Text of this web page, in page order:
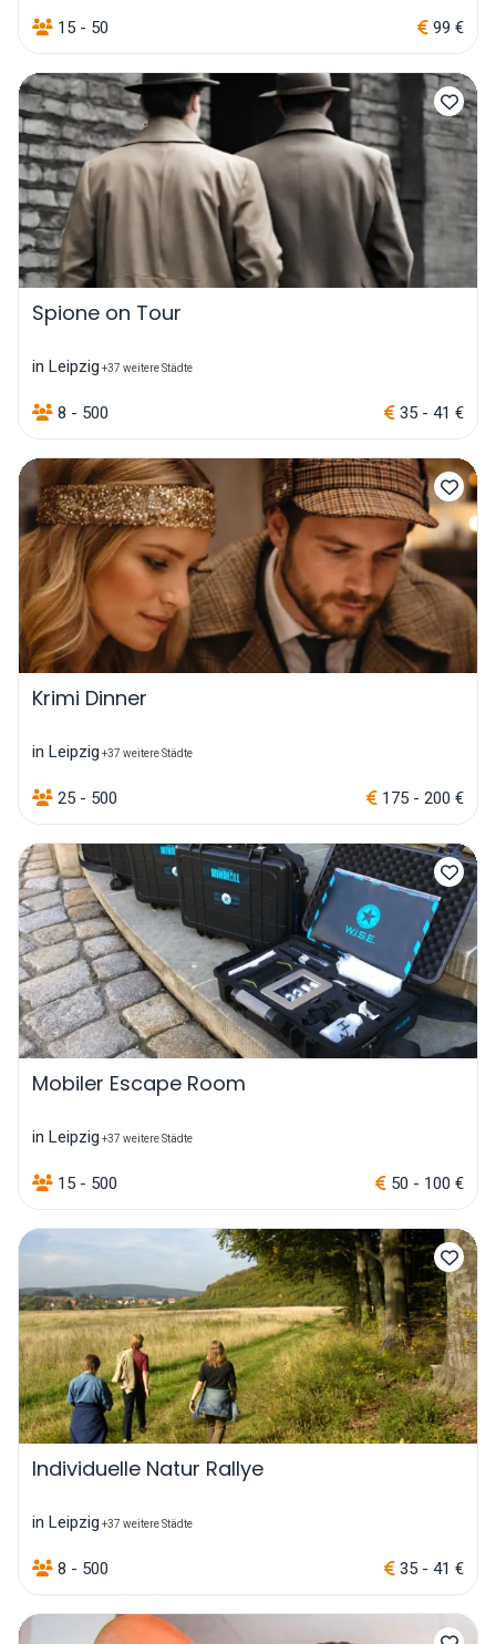
15 - 50 99 €
Spione on Tour
in Leipzig +37 weitere Städte
8 - 500 35 - 41 €
Krimi Dinner
in Leipzig +37 weitere Städte
25 - 500 175 - 200 €
Mobiler Escape Room
in Leipzig +37 weitere Städte
15 - 500 50 - 100 €
Individuelle Natur Rallye
in Leipzig +37 weitere Städte
8 - 500 35 - 41 €